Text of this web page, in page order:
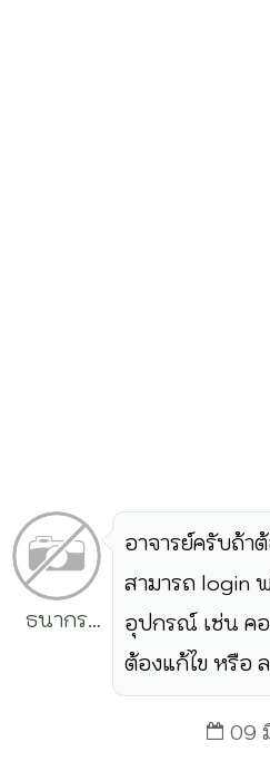
ธนากร
อาจารย์ครับถ้า
สามารถ login
อุปกรณ์ เช่น ค
ต้องแก้ไข หรือ
09